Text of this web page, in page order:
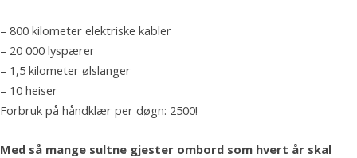
– 800 kilometer elektriske kabler
– 20 000 lyspærer
– 1,5 kilometer ølslanger
– 10 heiser
Forbruk på håndklær per døgn: 2500!
Med så mange sultne gjester ombord som hvert år skal